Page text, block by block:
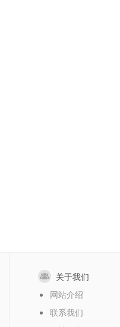
关于我们
网站介绍
联系我们